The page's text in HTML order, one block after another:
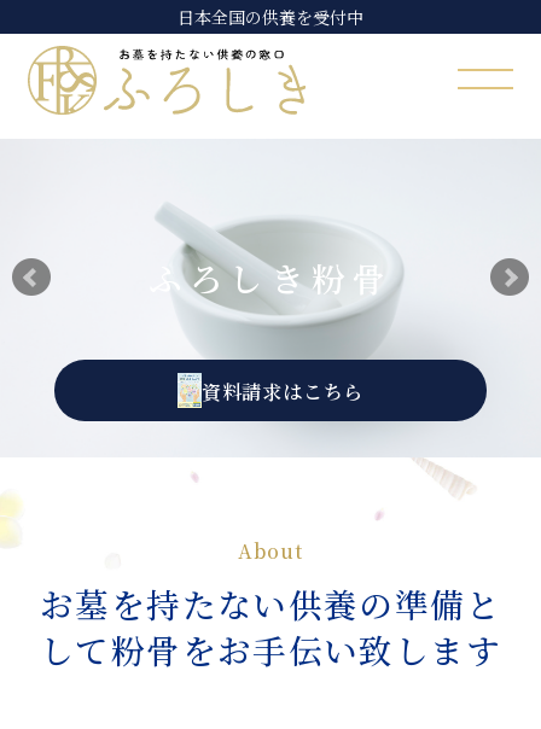
日本全国の供養を受付中
ふろしき粉骨
資料請求はこちら
About
お墓を持たない供養の準備と
して粉骨をお手伝い致します